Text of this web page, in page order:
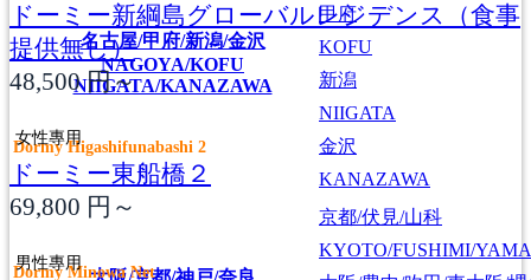
名古屋/甲府/新潟/金沢
NAGOYA/KOFU
NIIGATA/KANAZAWA
甲府
KOFU
新潟
NIIGATA
金沢
KANAZAWA
京都/伏見/山科
KYOTO/FUSHIMI/
ドーミー新綱島グローバルレジデンス（食事
提供無し）
48,500円～
女性專用
Dormy Higashifunabashi 2
ドーミー東船橋２
69,800 円～
男性專用
Dormy Minowa Net